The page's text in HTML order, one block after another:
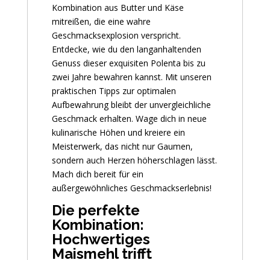
Kombination aus Butter und Käse
mitreißen, die eine wahre
Geschmacksexplosion verspricht.
Entdecke, wie du den langanhaltenden
Genuss dieser exquisiten Polenta bis zu
zwei Jahre bewahren kannst. Mit unseren
praktischen Tipps zur optimalen
Aufbewahrung bleibt der unvergleichliche
Geschmack erhalten. Wage dich in neue
kulinarische Höhen und kreiere ein
Meisterwerk, das nicht nur Gaumen,
sondern auch Herzen höherschlagen lässt.
Mach dich bereit für ein
außergewöhnliches Geschmackserlebnis!
Die perfekte
Kombination:
Hochwertiges
Maismehl trifft